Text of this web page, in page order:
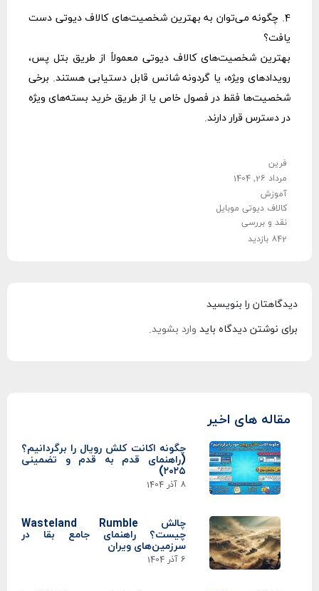
4. چگونه می‌توان به بهترین شخصیت‌های کالاف دیوتی دست
یافت؟
بهترین شخصیت‌های کالاف دیوتی معمولاً از طریق بتل پس،
رویدادهای ویژه، یا گردونه شانس قابل دستیابی هستند. برخی
شخصیت‌ها فقط در فصول خاص یا از طریق خرید بسته‌های ویژه
در دسترس قرار دارند.
فرین
مرداد 26, 1404
آموزش
کالاف دیوتی موبایل
نقد و بررسی
842 بازدید
دیدگاهتان را بنویسید
برای نوشتن دیدگاه باید وارد بشوید.
مقاله های اخیر
چگونه اکانت کلش رویال را برگردانیم؟
(راهنمای قدم به قدم و تضمینی
۲۰۲۵)
8 آذر 1404
چالش Wasteland Rumble
چیست؟ راهنمای جامع بقا در
سرزمین‌های ویران
6 آذر 1404